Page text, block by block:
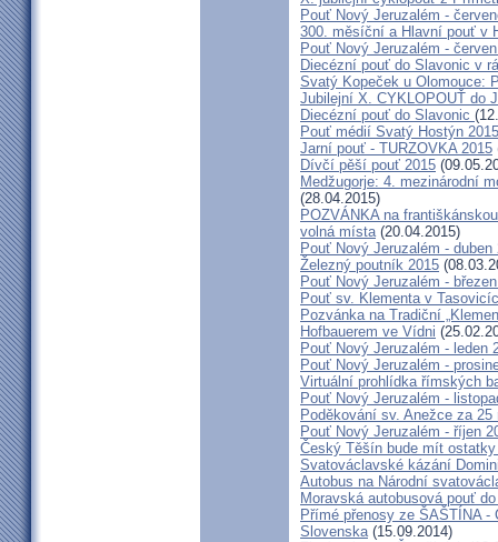
Pouť Nový Jeruzalém -
300. měsíční a Hlavní pouť v
Pouť Nový Jeruzalém -
Diecézní pouť do Slavonic v
Svatý Kopeček u Olomouce:
Jubilejní X. CYKLOPOUŤ do
Diecézní pouť do Slavonic
Pouť médií Svatý Hostýn 2015
Jarní pouť - TURZOVKA 2015
Dívčí pěší pouť 2015
Medžugorje: 4. mezinárodní
(28.04.2015)
POZVÁNKA na
volná místa(20.04.2015)
Pouť Nový Jeruzalém - duben
Železný poutník 2015
Pouť Nový Jeruzalém -
Pouť sv. Klementa v
Pozvánka na Tradiční
Hofbauerem ve Vídni
Pouť Nový Jeruzalém - leden
Pouť Nový Jeruzalém -
Virtuální prohlídka římských
Pouť Nový Jeruzalém -
Poděkování sv. Anežce za 25
Pouť Nový Jeruzalém - říjen
Český Těšín bude mít
Svatováclavské kázání
Autobus na Národní
Moravská autobusová pouť
Přímé přenosy ze ŠAŠTÍNA -
Slovenska(15.09.2014)